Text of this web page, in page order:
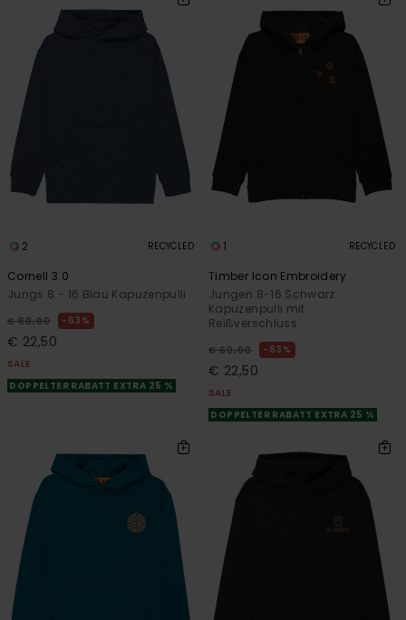
2 RECYCLED
Cornell 3.0
Jungs 8 - 16 Blau Kapuzenpulli
€ 60,00 63%
€ 22,50
SALE
DOPPELTER RABATT EXTRA 25 %
1 RECYCLED
Timber Icon Embroidery
Jungen 8-16 Schwarz
Kapuzenpulli mit
Reißverschluss
€ 60,00 63%
€ 22,50
SALE
DOPPELTER RABATT EXTRA 25 %